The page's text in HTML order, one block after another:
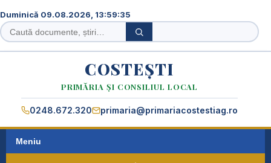
Duminică 09.08.2026, 13:59:36
Caută
în
Caută
COSTEȘTI
PRIMĂRIA ȘI CONSILIUL LOCAL
0248.672.320 primaria@primariacostestiag.ro
Meniu